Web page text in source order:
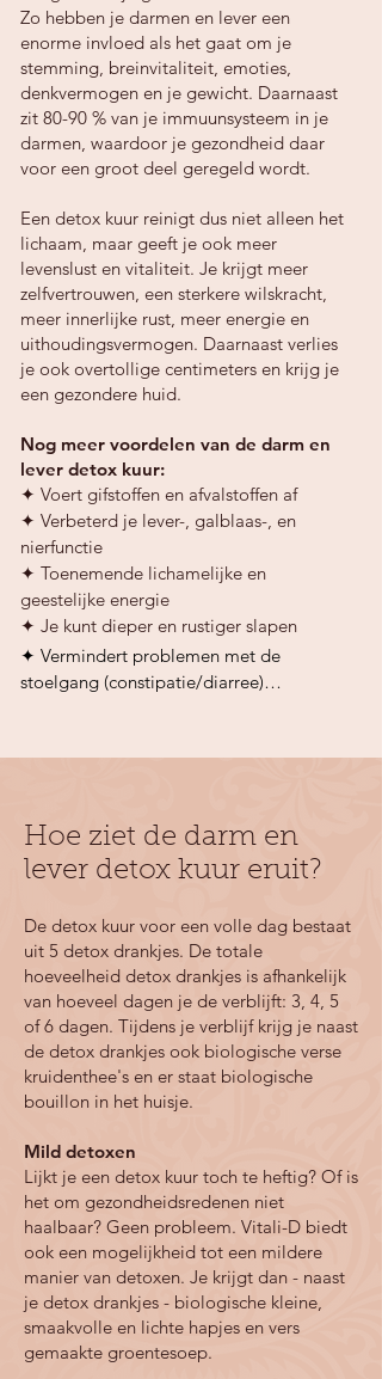
Zo hebben je darmen en lever een
enorme invloed als het gaat om je
stemming, breinvitaliteit, emoties,
denkvermogen en je gewicht. Daarnaast
zit 80-90 % van je immuunsysteem in je
darmen, waardoor je gezondheid daar
voor een groot deel geregeld wordt.
Een detox kuur reinigt dus niet alleen het
lichaam, maar geeft je ook meer
levenslust en vitaliteit. Je krijgt meer
zelfvertrouwen, een sterkere wilskracht,
meer innerlijke rust, meer energie en
uithoudingsvermogen. Daarnaast verlies
je ook overtollige centimeters en krijg je
een gezondere huid.
Nog meer voordelen van de darm en
lever detox kuur: ​
✦ Voert gifstoffen en afvalstoffen af
✦ Verbeterd je lever-, galblaas-, en
nierfunctie
✦ Toenemende lichamelijke en
geestelijke energie
✦ Je kunt dieper en rustiger slapen
✦ Vermindert problemen met de
stoelgang (constipatie/diarree)
✦ Positieve effecten bij een verhoogde
leefstijlpatroon
✦ Betere stemming door een verbeterde
serotonine, melatonine en onze
lichaamseigen 'tranquilizer' GABA
✦ Minder last van een opgeblazen buik
✦ Minder gevoelig voor ontstekingen en
infecties
✦ Draagt bij aan gewichtsverlies
✦ Vermindert het risico op diabetes 1 en
2 en verbetert de gevoeligheid voor
✦  Betere regulatie van je honger- en
verzadigingsgevoel
✦ Heeft een gunstig effect op de mate
van stressgevoeligheid
✦ Stimuleert de groei van gezonde
darmcellen en remt de groei van
darmkankercellen
✦ Bloedwaarden verbeteren en
bloedvervetting neemt af
Hoe ziet de darm en
lever detox kuur eruit?
De detox kuur voor een volle dag bestaat
uit 5 detox drankjes. De totale
hoeveelheid detox drankjes is afhankelijk
van hoeveel dagen je de verblijft: 3, 4, 5
of 6 dagen. Tijdens je verblijf krijg je naast
de detox drankjes ook biologische verse
kruidenthee's en er staat biologische
bouillon in het huisje.
Mild detoxen
Lijkt je een detox kuur toch te heftig? Of is
het om gezondheidsredenen niet
haalbaar? Geen probleem. Vitali-D biedt
ook een mogelijkheid tot een mildere
manier van detoxen. Je krijgt dan - naast
je detox drankjes - biologische kleine,
smaakvolle en lichte hapjes en vers
gemaakte groentesoep.